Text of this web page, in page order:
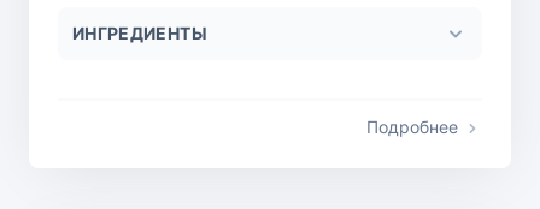
ИНГРЕДИЕНТЫ
Подробнее